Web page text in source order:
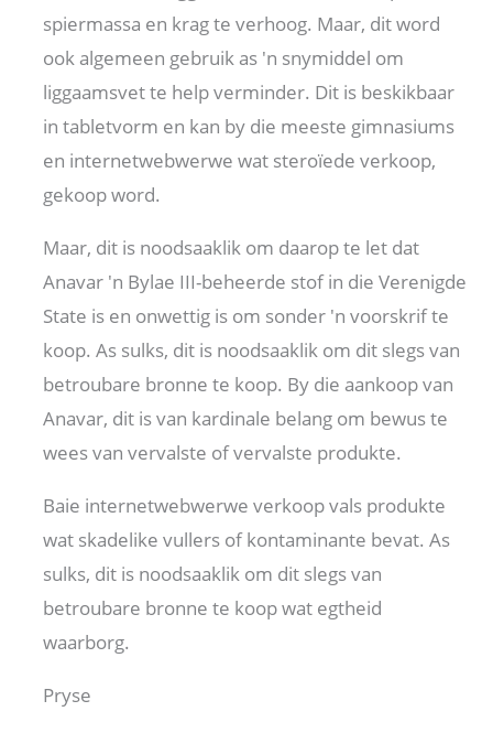
spiermassa en krag te verhoog. Maar, dit word
ook algemeen gebruik as 'n snymiddel om
liggaamsvet te help verminder. Dit is beskikbaar
in tabletvorm en kan by die meeste gimnasiums
en internetwebwerwe wat steroïede verkoop,
gekoop word.
Maar, dit is noodsaaklik om daarop te let dat
Anavar 'n Bylae III-beheerde stof in die Verenigde
State is en onwettig is om sonder 'n voorskrif te
koop. As sulks, dit is noodsaaklik om dit slegs van
betroubare bronne te koop. By die aankoop van
Anavar, dit is van kardinale belang om bewus te
wees van vervalste of vervalste produkte.
Baie internetwebwerwe verkoop vals produkte
wat skadelike vullers of kontaminante bevat. As
sulks, dit is noodsaaklik om dit slegs van
betroubare bronne te koop wat egtheid
waarborg.
Pryse